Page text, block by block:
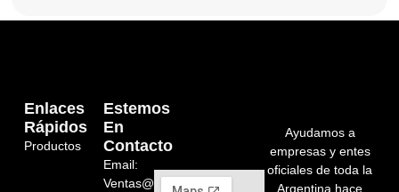
Ayudamos a
empresas y entes
oficiales de toda la
Argentina hace
Enlaces
Rápidos
Productos
Estemos
En
Contacto
Email:
Ventas@orelion.com.ar